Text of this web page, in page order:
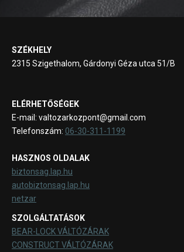
SZÉKHELY
2315 Szigethalom, Gárdonyi Géza utca 51/B
ELÉRHETŐSÉGEK
E-mail: valtozarkozpont@gmail.com
Telefonszám: 06-30-311-1199
HASZNOS OLDALAK
biztonsag.lap.hu
autobiztonsag.lap.hu
netzar
SZOLGÁLTATÁSOK
BEAR-LOCK VÁLTÓZÁRAK
CONSTRUCT VÁLTÓZÁRAK